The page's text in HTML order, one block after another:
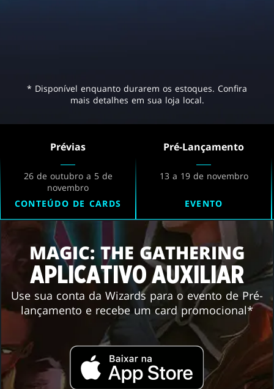
* Disponível enquanto durarem os estoques. Confira
mais detalhes em sua loja local.
Prévias
26 de outubro a 5 de
novembro
CONTEÚDO DE CARDS
Pré-Lançamento
13 a 19 de novembro
EVENTO
MAGIC: THE GATHERING
APLICATIVO AUXILIAR
Use sua conta da Wizards para o evento de Pré-
lançamento e recebe um card promocional*